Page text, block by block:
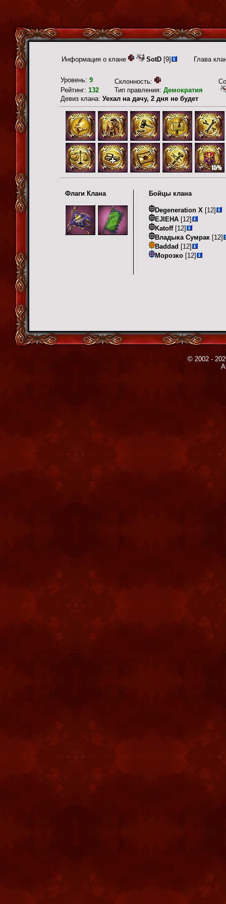
Информация о клане SotD [9] Глава
Уровень: 9 Склонность:
Рейтинг: 132 Тип правления: Демократия
Девиз клана: Уехал на дачу, 2 дня не будет
Флаги Клана Бойцы клана
Degeneration X [12]
EJIEHA [12]
Katoff[12]
Владыка Сумрак [12]
Baddad [12]
Морозко [12]
© 2002 -